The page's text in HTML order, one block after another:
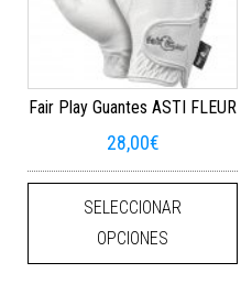
Fair Play Guantes ASTI FLEUR
28,00€
SELECCIONAR
OPCIONES